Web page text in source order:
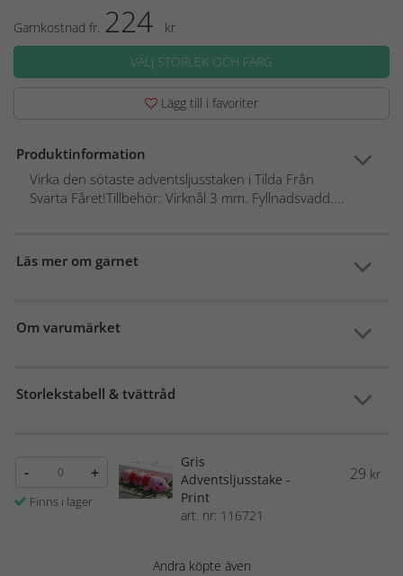
Garnkostnad fr. 224
kr
VÄLJ STORLEK OCH FÄRG
Lägg till i favoriter
Produktinformation
Virka den sötaste adventsljusstaken i Tilda Från
Svarta Fåret!Tillbehör: Virknål 3 mm. Fyllnadsvadd....
Läs mer om garnet
Om varumärket
Storlekstabell & tvättråd
- +
Finns i lager
Gris
Adventsljusstake -
Print
art. nr: 116721
29 kr
Andra köpte även